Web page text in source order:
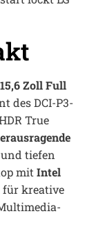
15,6 Zoll Full
des DCI-P3-
True
tiefen
mit Intel
für kreative